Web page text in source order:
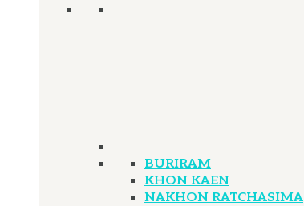
BURIRAM
KHON KAEN
NAKHON RATCHASIMA